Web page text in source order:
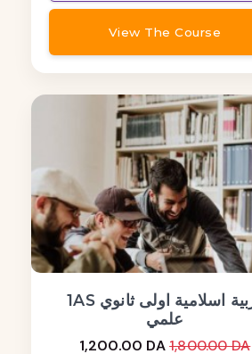
View The Course
1AS تربية اسلامية اولى ثانوي
علمي
1,200.00 DA 1,800.00 DA